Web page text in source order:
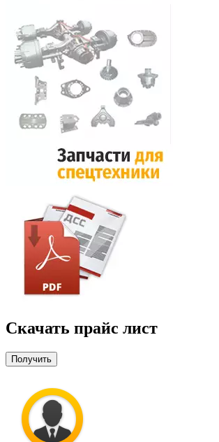
Скачать прайс лист
Получить